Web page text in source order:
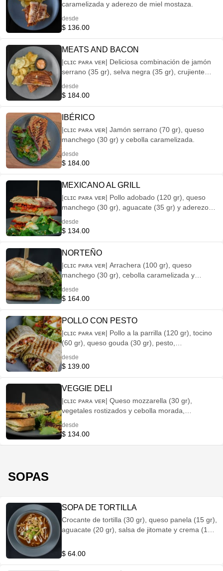
caramelizada y aderezo de miel mostaza.
desde
$ 136.00
MEATS AND BACON
|ᴄʟɪᴄ ᴘᴀʀᴀ ᴠᴇʀ| Deliciosa combinación de jamón
serrano (35 gr), selva negra (35 gr), crujiente
gr), aderezo de hierbas finas, acompañado de
desde
$ 184.00
IBÉRICO
|ᴄʟɪᴄ ᴘᴀʀᴀ ᴠᴇʀ| Jamón serrano (70 gr), queso
manchego (30 gr) y cebolla caramelizada.
desde
$ 184.00
MEXICANO AL GRILL
|ᴄʟɪᴄ ᴘᴀʀᴀ ᴠᴇʀ| Pollo adobado (120 gr), queso
manchego (30 gr), aguacate (35 gr) y aderezo
desde
$ 134.00
NORTEÑO
|ᴄʟɪᴄ ᴘᴀʀᴀ ᴠᴇʀ| Arrachera (100 gr), queso
manchego (30 gr), cebolla caramelizada y
desde
$ 164.00
POLLO CON PESTO
|ᴄʟɪᴄ ᴘᴀʀᴀ ᴠᴇʀ| Pollo a la parrilla (120 gr), tocino
(60 gr), queso gouda (30 gr), pesto,
pimientos y aderezo de cacahuate.
desde
$ 139.00
VEGGIE DELI
|ᴄʟɪᴄ ᴘᴀʀᴀ ᴠᴇʀ| Queso mozzarella (30 gr),
vegetales rostizados y cebolla morada,
pimientos y aderezo de cacahuate.
desde
$ 134.00
SOPAS
SOPA DE TORTILLA
Crocante de tortilla (30 gr), queso panela (15 gr),
aguacate (20 gr), salsa de jitomate y crema (15
$ 64.00